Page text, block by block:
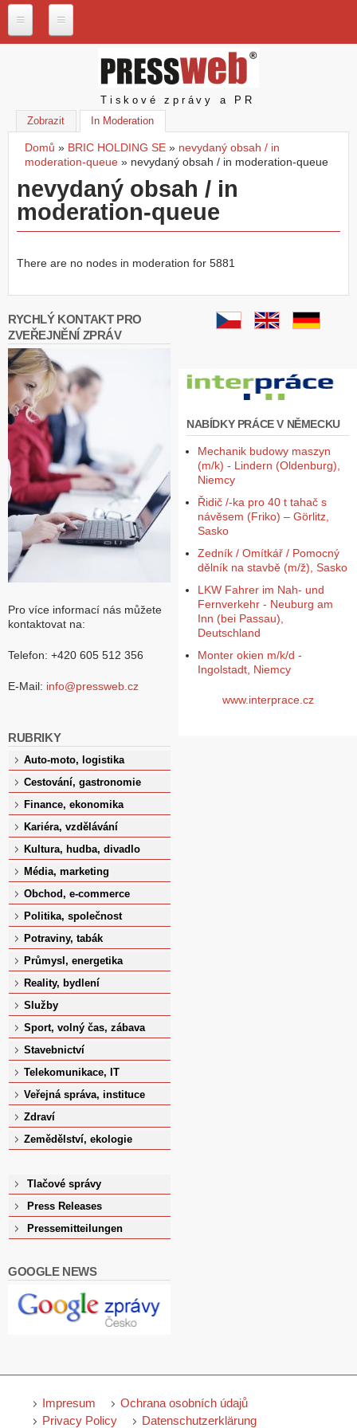
P
w
e
b
z
N
a
e
l
ž
b
y
Z
a
l
o
ž
i
ú
č
e
Pressweb
Tiskové zprávy a PR
Zobrazit In Moderation
Jste zde
Domů » BRIC HOLDING SE » nevydaný obsah / in
moderation-queue » nevydaný obsah / in moderation-queue
nevydaný obsah / in
moderation-queue
There are no nodes in moderation for 5881
RYCHLÝ KONTAKT PRO
ZVEŘEJNĚNÍ ZPRÁV
Pro více informací nás můžete
kontaktovat na:
Telefon: +420 605 512 356
E-Mail: info@pressweb.cz
RUBRIKY
Auto-moto, logistika
Cestování, gastronomie
Finance, ekonomika
Kariéra, vzdělávání
Kultura, hudba, divadlo
Média, marketing
Obchod, e-commerce
Politika, společnost
Potraviny, tabák
Průmysl, energetika
Reality, bydlení
Služby
Sport, volný čas, zábava
Stavebnictví
Telekomunikace, IT
Veřejná správa, instituce
Zdraví
Zemědělství, ekologie
Tlačové správy
Press Releases
Pressemitteilungen
GOOGLE NEWS
NABÍDKY PRÁCE V NĚMECKU
Mechanik budowy maszyn
(m/k) - Lindern (Oldenburg),
Niemcy
Řidič /-ka pro 40 t tahač s
návěsem (Friko) – Görlitz,
Sasko
Zedník / Omítkář / Pomocný
dělník na stavbě (m/ž), Sasko
LKW Fahrer im Nah- und
Fernverkehr - Neuburg am
Inn (bei Passau),
Deutschland
Monter okien m/k/d -
Ingolstadt, Niemcy
www.interprace.cz
Impresum
Ochrana osobních údajů
Privacy Policy
Datenschutzerklärung